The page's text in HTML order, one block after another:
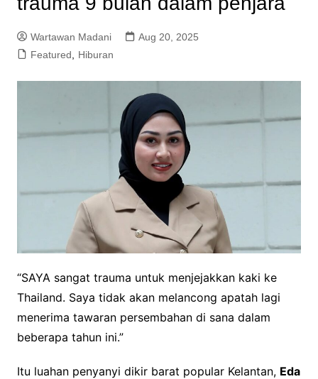
Wartawan Madani
Aug 20, 2025
Featured, Hiburan
“SAYA sangat trauma untuk menjejakkan kaki ke
Thailand. Saya tidak akan melancong apatah lagi
menerima tawaran persembahan di sana dalam
beberapa tahun ini.”
Itu luahan penyanyi dikir barat popular Kelantan, Eda